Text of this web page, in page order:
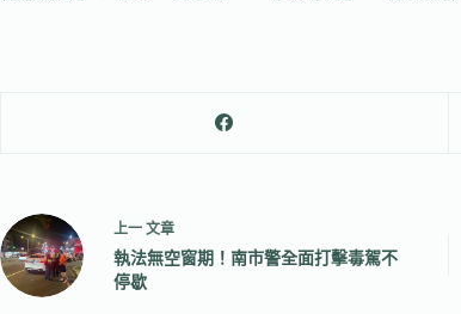
上一 文章
執法無空窗期！南市警全面打擊毒駕不
停歇